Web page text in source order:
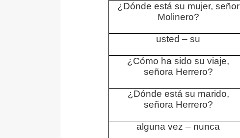
¿Dónde está su mujer, señor
Molinero?
usted – su
¿Cómo ha sido su viaje,
señora Herrero?
¿Dónde está su marido,
señora Herrero?
alguna vez – nunca